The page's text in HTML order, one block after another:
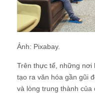
Ảnh: Pixabay.
Trên thực tế, những nơi
tạo ra văn hóa gần gũi
và lòng trung thành của